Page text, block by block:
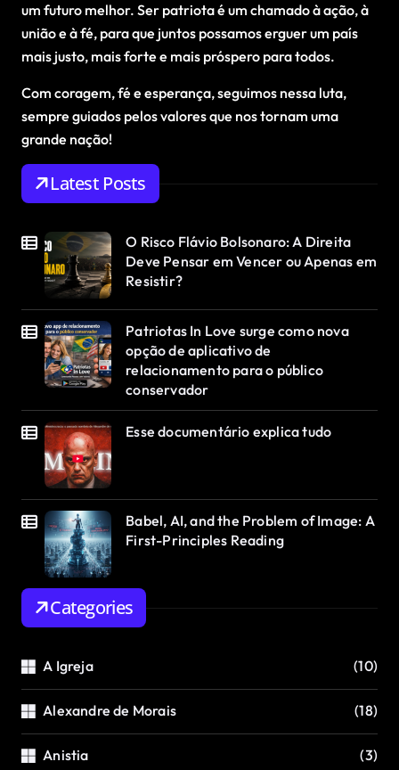
um futuro melhor. Ser patriota é um chamado à ação, à
união e à fé, para que juntos possamos erguer um país
mais justo, mais forte e mais próspero para todos.
Com coragem, fé e esperança, seguimos nessa luta,
sempre guiados pelos valores que nos tornam uma
grande nação!
Latest Posts
O Risco Flávio Bolsonaro: A Direita
Deve Pensar em Vencer ou Apenas em
Resistir?
Patriotas In Love surge como nova
opção de aplicativo de
relacionamento para o público
conservador
Esse documentário explica tudo
Babel, AI, and the Problem of Image: A
First-Principles Reading
Categories
A Igreja (10)
Alexandre de Morais (18)
Anistia (3)